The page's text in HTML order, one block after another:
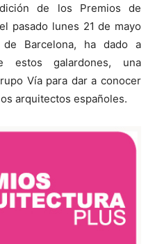
de los Premios de
pasado lunes 21 de mayo
Barcelona, ha dado a
estos galardones, una
Vía para dar a conocer
arquitectos españoles.